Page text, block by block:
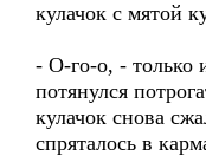
кулачок с мятой
- О-го-о, - только
потянулся
кулачок снова
спряталось в